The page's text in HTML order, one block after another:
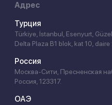
Адрес
Турция
Türkiye, İstanbul, Esenyurt,
Delta Plaza B1 blok, kat 10, daire
Россия
Москва-Сити, Пресненская
Россия, 123317.
ОАЭ